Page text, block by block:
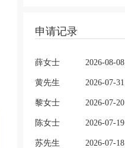
申请记录
薛女士 2026-08-08
黄先生 2026-07-31
黎女士 2026-07-20
陈女士 2026-07-19
苏先生 2026-07-18